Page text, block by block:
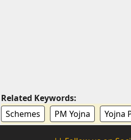
Related Keywords:
Schemes
PM Yojna Yojna